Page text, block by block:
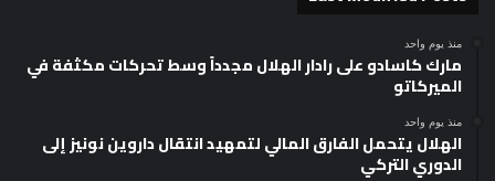
منذ يوم واحد
مارك كاسادو على رادار الهلال مجدداً وسط تحركات مكثفة في
الميركاتو
منذ يوم واحد
الهلال يتحمل الفارق المالي لتمهيد انتقال داروين نونيز إلى
الدوري التركي